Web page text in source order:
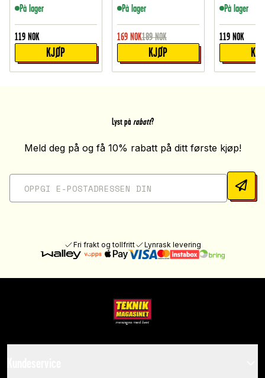
På lager
119 NOK
KJØP
På lager
169 NOK189 NOK
KJØP
På lager
119 NOK
Lyst på rabatt?
Meld deg på og få 10% rabatt på ditt første kjøp!
Fri frakt og tollfritt Lynrask levering